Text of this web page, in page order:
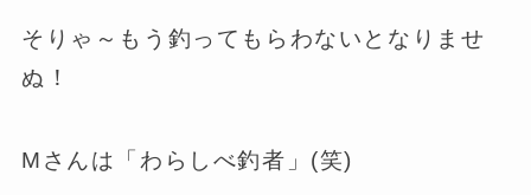
そりゃ～もう釣ってもらわないとなりませ
ぬ！
Mさんは「わらしべ釣者」(笑)